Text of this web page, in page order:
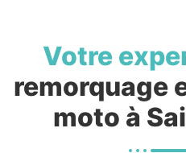
Votre
remorquage
moto à